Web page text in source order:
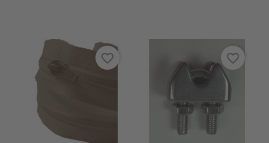
favorite_border favorite_border